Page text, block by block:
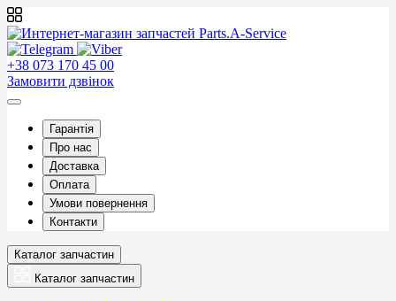
+38 073 170 45 00
Замовити дзвінок
Гарантія
Про нас
Доставка
Оплата
Умови повернення
Контакти
Каталог запчастин
Каталог запчастин